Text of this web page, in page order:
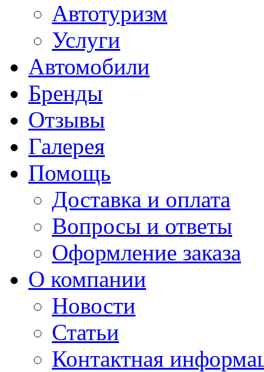
Автотуризм
Услуги
Автомобили
Бренды
Отзывы
Галерея
Помощь
Доставка и оплата
Вопросы и ответы
Оформление заказа
О компании
Новости
Статьи
Контактная